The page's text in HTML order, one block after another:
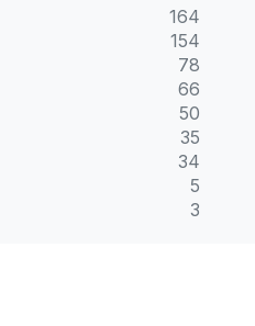
164
154
78
66
50
35
34
5
3